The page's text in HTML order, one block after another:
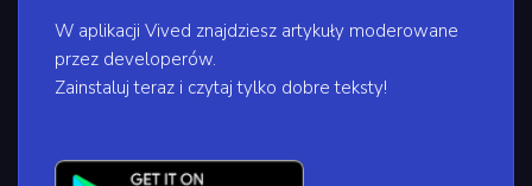
W aplikacji Vived znajdziesz artykuły moderowane
przez developerów.
Zainstaluj teraz i czytaj tylko dobre teksty!